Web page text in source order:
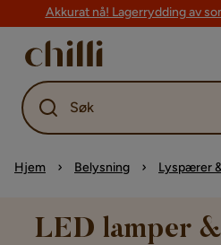
Akkurat nå! Lagerrydding av
Søk
Hjem Belysning Lyspærer
LED lamper